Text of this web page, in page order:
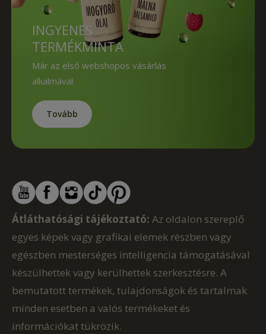
INGYENES
TERMÉKMINTA
Már az első webshopos vásárlás
alkalmával
Tovább
Átláthatósági tájékoztató: Az oldalon szereplő
egyes képek vagy grafikai elemek részben vagy
egészben mesterséges intelligencia támogatásával
készülhettek vagy kerülhettek szerkesztésre. A
bemutatott termékek, tulajdonságok és tartalmak
minden esetben a valós termékeket és
információkat tükrözik.